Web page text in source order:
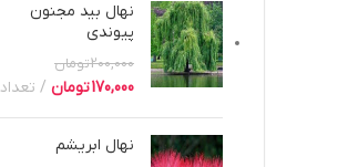
نهال بید مجنون
پیوندی
200,000تومان
170,000تومان تعداد
نهال ابریشم